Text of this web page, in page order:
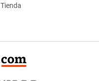
Tienda